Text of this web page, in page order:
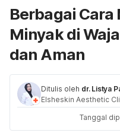
Berbagai
Minyak di
dan Aman
Ditulis oleh dr. Listya
Elsheskin Aesthetic
Tanggal